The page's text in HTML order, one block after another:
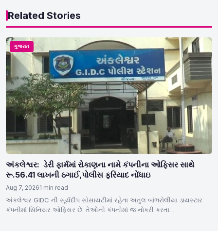
Related Stories
ગુજરાત
અંકલેશ્વર: ડેરી ફાર્મમાં રોકાણના નામે કંપનીના ઓફિસર સાથે
રૂ.56.41 લાખની ઠગાઈ,પોલીસ ફરિયાદ નોંધાઇ
Aug 7, 20261 min read
અંકલેશ્વર GIDC ની સૂર્યદીપ સોસાયટીમાં રહેતા અતુલ બાંભરોલીયા ડાયસ્ટાર
કંપનીમાં સિનિયર ઓફિસર છે. તેઓની કંપનીમાં જ નોકરી કરતા…